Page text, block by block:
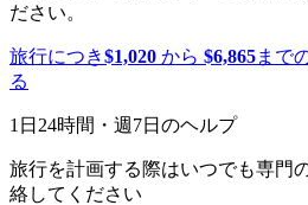
ださい。
旅行につき$1,020 から $6,865まで
る
1日24時間・週7日のヘルプ
旅行を計画する際はいつでも専門
絡してください